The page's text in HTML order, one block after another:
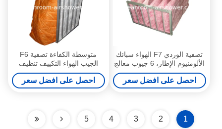
تصفية الوردي F7 الهواء سبائك
الألومنيوم الإطار، 6 جيوب معالج
الهواء مرشحات
احصل على افضل سعر
متوسطة الكفاءة تصفية F6
الجيب الهواء التكييف تنظيف
مجاري الهواء، انخفاض الضغط
المنخفض الأولي
احصل على افضل سعر
1
2
3
4
5